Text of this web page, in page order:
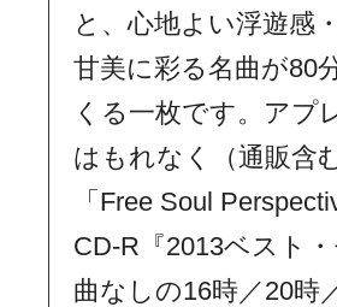
と、心地よい浮遊感
甘美に彩る名曲が80
くる一枚です。アプ
はもれなく（通販含
「Free Soul
CD-R『2013ベスト
曲なしの16時／20時